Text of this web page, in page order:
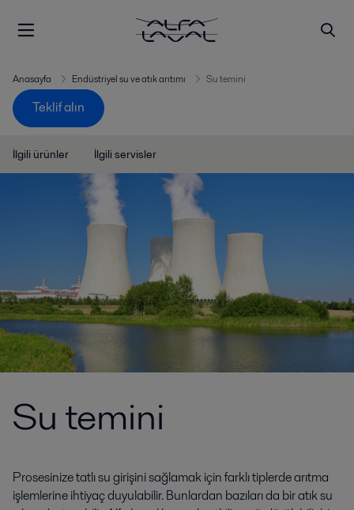
Anasayfa Endüstriyel su ve atık arıtımı Su temini
Teklif alın
İlgili ürünler İlgili servisler
Su temini
Prosesinize tatlı su girişini sağlamak için farklı tiplerde arıtma
işlemlerine ihtiyaç duyulabilir. Bunlardan bazıları da bir atık su